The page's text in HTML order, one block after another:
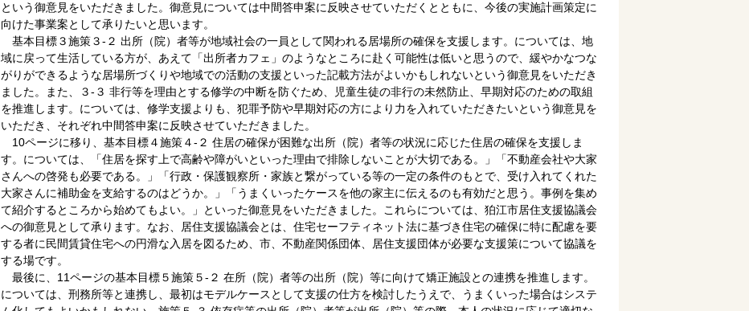
という御意見をいただきました。御意見については中間答申案に反映させていただくとともに、今後の実施計画策定に
向けた事業案として承りたいと思います。
基本目標３施策３-２ 出所（院）者等が地域社会の一員として関われる居場所の確保を支援します。については、地
域に戻って生活している方が、あえて「出所者カフェ」のようなところに赴く可能性は低いと思うので、緩やかなつな
がりができるような居場所づくりや地域での活動の支援といった記載方法がよいかもしれないという御意見をいただき
ました。また、３-３ 非行等を理由とする修学の中断を防ぐため、児童生徒の非行の未然防止、早期対応のための取組
を推進します。については、修学支援よりも、犯罪予防や早期対応の方により力を入れていただきたいという御意見を
いただき、それぞれ中間答申案に反映させていただきました。
10ページに移り、基本目標４施策４-２ 住居の確保が困難な出所（院）者等の状況に応じた住居の確保を支援しま
す。については、「住居を探す上で高齢や障がいといった理由で排除しないことが大切である。」「不動産会社や大家
さんへの啓発も必要である。」「行政・保護観察所・家族と繋がっている等の一定の条件のもとで、受け入れてくれた
大家さんに補助金を支給するのはどうか。」「うまくいったケースを他の家主に伝えるのも有効だと思う。事例を集め
て紹介するところから始めてもよい。」といった御意見をいただきました。これらについては、狛江市居住支援協議会
への御意見として承ります。なお、居住支援協議会とは、住宅セーフティネット法に基づき住宅の確保に特に配慮を要
する者に民間賃貸住宅への円滑な入居を図るため、市、不動産関係団体、居住支援団体が必要な支援策について協議を
する場です。
最後に、11ページの基本目標５施策５-２ 在所（院）者等の出所（院）等に向けて矯正施設との連携を推進します。
については、刑務所等と連携し、最初はモデルケースとして支援の仕方を検討したうえで、うまくいった場合はシステ